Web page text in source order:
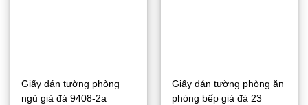
Giấy dán tường phòng
ngủ giả đá 9408-2a
Giấy dán tường phòng ăn
phòng bếp giả đá 23